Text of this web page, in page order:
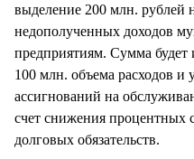
выделение 200 млн. рублей
недополученных доходов
предприятиям. Сумма будет
100 млн. объема расходов
ассигнований на
счет снижения процентных
долговых обязательств.